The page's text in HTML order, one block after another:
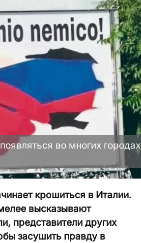
во многих городах
крошиться в Италии.
высказывают
представители других
засушить правду в